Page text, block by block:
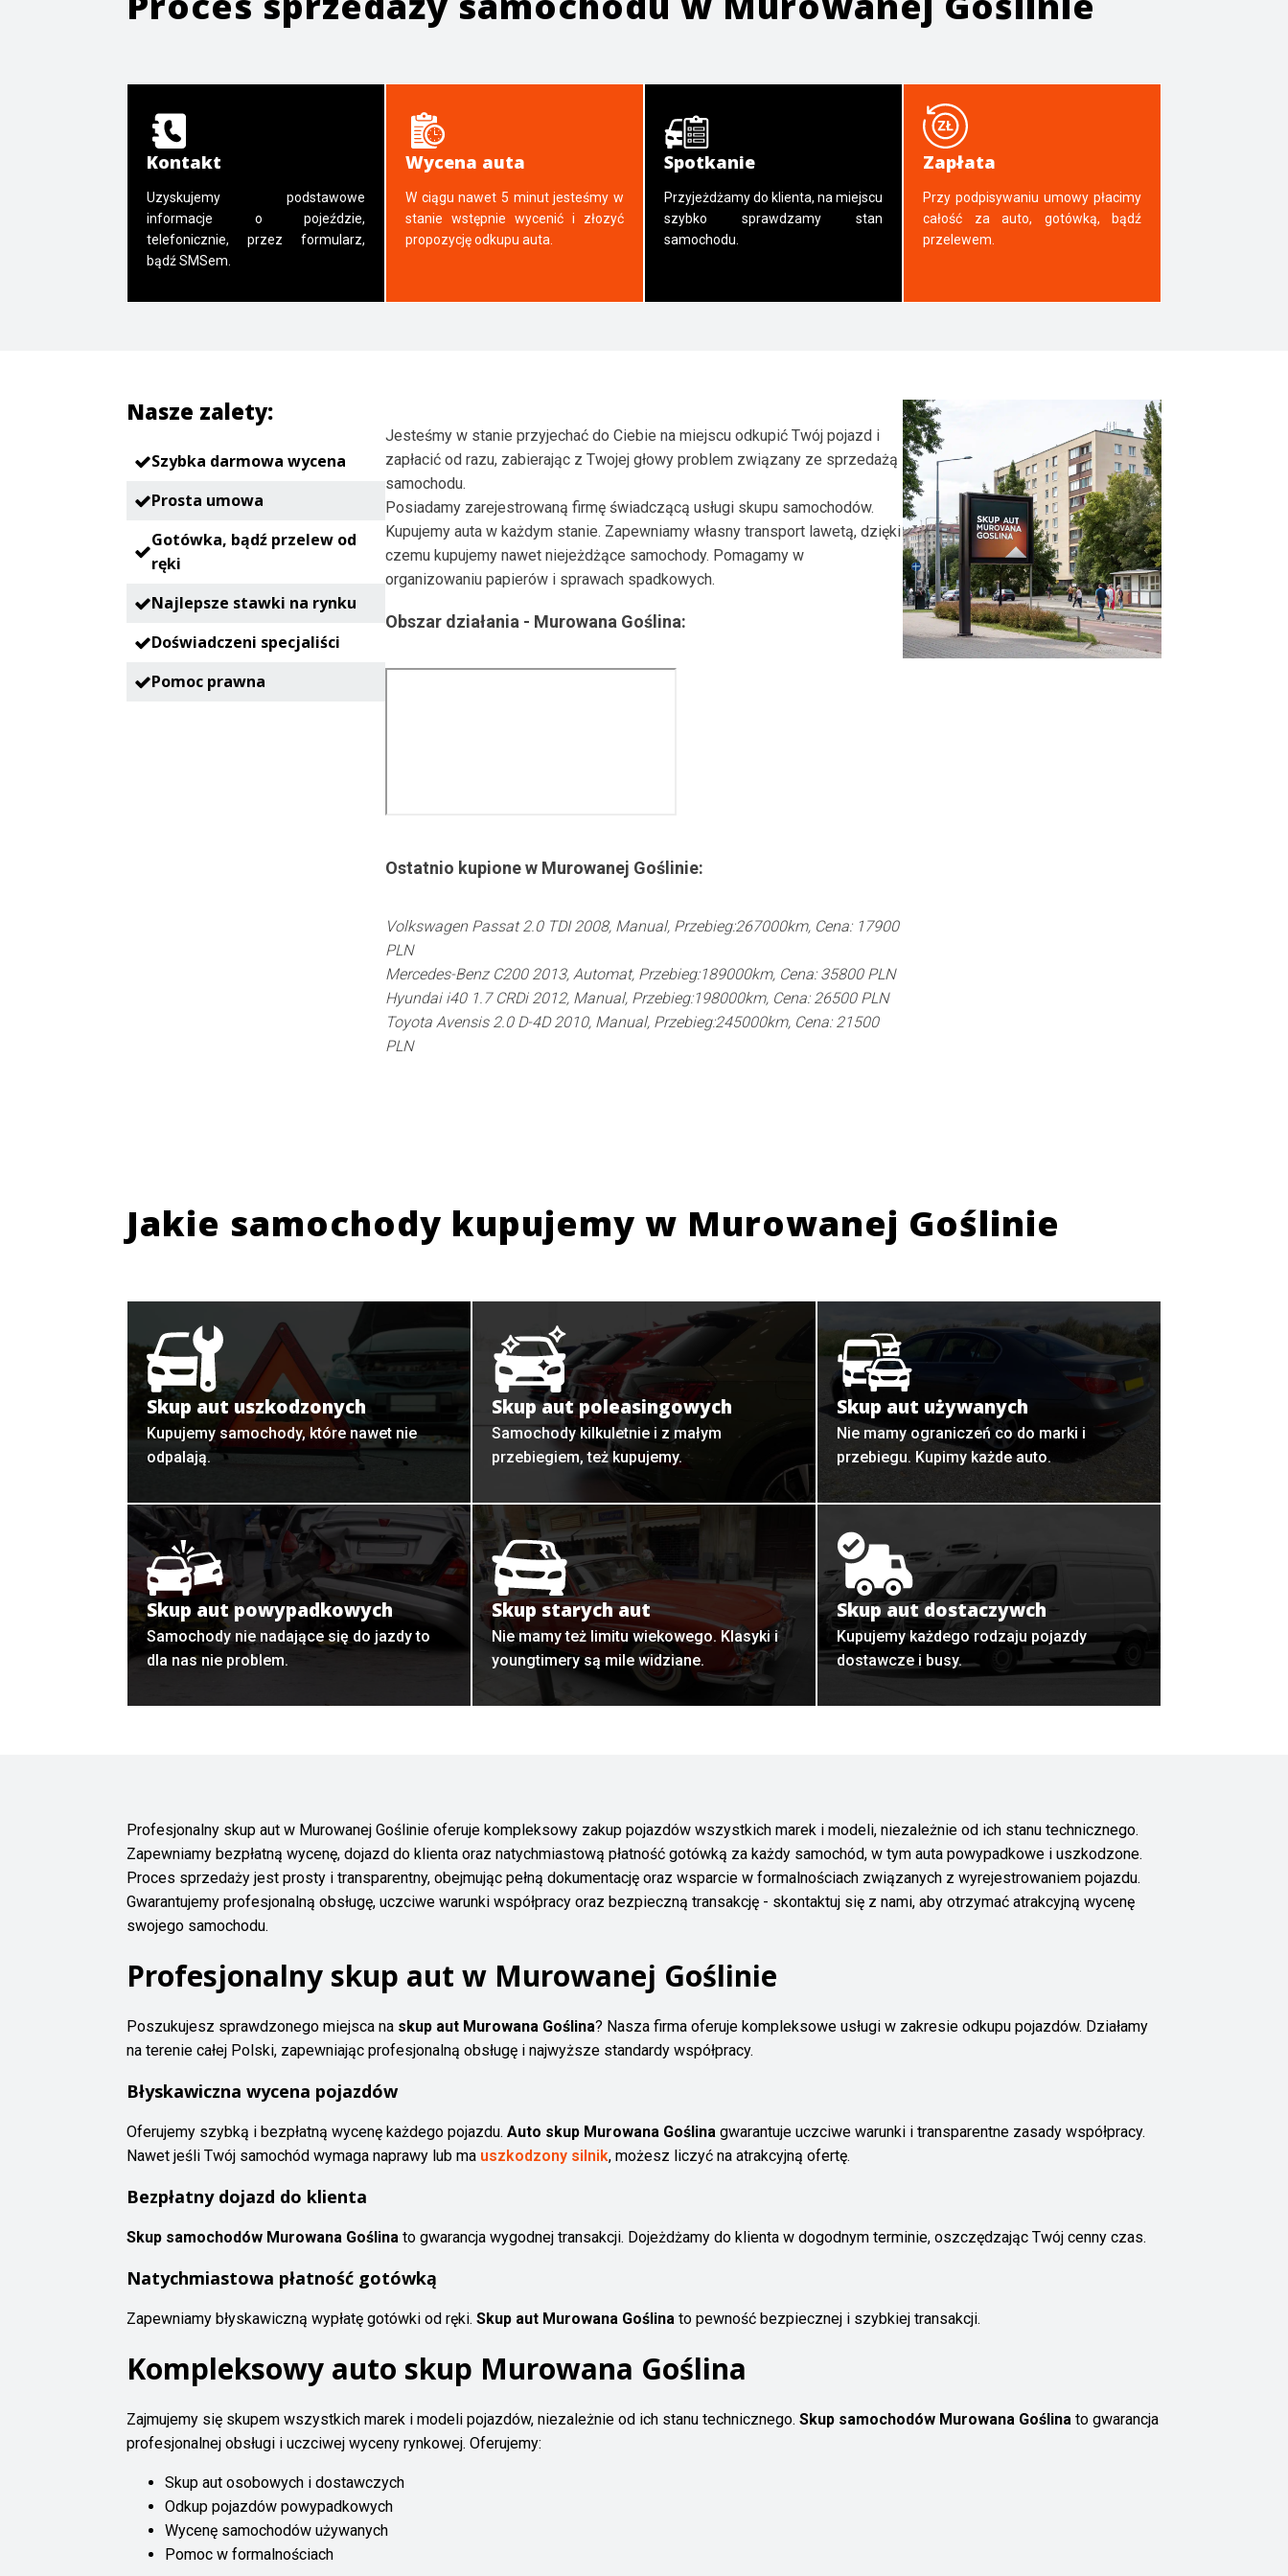
Kontakt
Uzyskujemy podstawowe
informacje o pojeździe,
telefonicznie, przez formularz,
bądź SMSem.
Wycena auta
W ciągu nawet 5 minut jesteśmy w
stanie wstępnie wycenić i złozyć
propozycję odkupu auta.
Spotkanie
Przyjeżdżamy do klienta, na miejscu
szybko sprawdzamy stan
samochodu.
Zapłata
Przy podpisywaniu umowy płacimy
całość za auto, gotówką, bądź
przelewem.
Nasze zalety:
Szybka darmowa wycena
Prosta umowa
Gotówka, bądź przelew od
ręki
Najlepsze stawki na rynku
Doświadczeni specjaliści
Pomoc prawna
Jesteśmy w stanie przyjechać do Ciebie na miejscu odkupić Twój pojazd i
zapłacić od razu, zabierając z Twojej głowy problem związany ze sprzedażą
samochodu.
Posiadamy zarejestrowaną firmę świadczącą usługi skupu samochodów.
Kupujemy auta w każdym stanie. Zapewniamy własny transport lawetą, dzięki
czemu kupujemy nawet niejeżdżące samochody. Pomagamy w
organizowaniu papierów i sprawach spadkowych.
Obszar działania - Murowana Goślina:
Ostatnio kupione w Murowanej Goślinie:
Volkswagen Passat 2.0 TDI 2008, Manual, Przebieg:267000km, Cena: 17900
PLN
Mercedes-Benz C200 2013, Automat, Przebieg:189000km, Cena: 35800 PLN
Hyundai i40 1.7 CRDi 2012, Manual, Przebieg:198000km, Cena: 26500 PLN
Toyota Avensis 2.0 D-4D 2010, Manual, Przebieg:245000km, Cena: 21500
PLN
Jakie samochody kupujemy w Murowanej Goślinie
Skup aut uszkodzonych
Kupujemy samochody, które nawet nie
odpalają.
Skup aut poleasingowych
Samochody kilkuletnie i z małym
przebiegiem, też kupujemy.
Skup aut używanych
Nie mamy ograniczeń co do marki i
przebiegu. Kupimy każde auto.
Skup aut powypadkowych
Samochody nie nadające się do jazdy to
dla nas nie problem.
Skup starych aut
Nie mamy też limitu wiekowego. Klasyki i
youngtimery są mile widziane.
Skup aut dostaczywch
Kupujemy każdego rodzaju pojazdy
dostawcze i busy.
Profesjonalny skup aut w Murowanej Goślinie oferuje kompleksowy zakup pojazdów wszystkich marek i modeli, niezależnie od ich stanu technicznego.
Zapewniamy bezpłatną wycenę, dojazd do klienta oraz natychmiastową płatność gotówką za każdy samochód, w tym auta powypadkowe i uszkodzone.
Proces sprzedaży jest prosty i transparentny, obejmując pełną dokumentację oraz wsparcie w formalnościach związanych z wyrejestrowaniem pojazdu.
Gwarantujemy profesjonalną obsługę, uczciwe warunki współpracy oraz bezpieczną transakcję - skontaktuj się z nami, aby otrzymać atrakcyjną wycenę
swojego samochodu.
Profesjonalny skup aut w Murowanej Goślinie
Poszukujesz sprawdzonego miejsca na skup aut Murowana Goślina? Nasza firma oferuje kompleksowe usługi w zakresie odkupu pojazdów. Działamy
na terenie całej Polski, zapewniając profesjonalną obsługę i najwyższe standardy współpracy.
Błyskawiczna wycena pojazdów
Oferujemy szybką i bezpłatną wycenę każdego pojazdu. Auto skup Murowana Goślina gwarantuje uczciwe warunki i transparentne zasady współpracy.
Nawet jeśli Twój samochód wymaga naprawy lub ma uszkodzony silnik, możesz liczyć na atrakcyjną ofertę.
Bezpłatny dojazd do klienta
Skup samochodów Murowana Goślina to gwarancja wygodnej transakcji. Dojeżdżamy do klienta w dogodnym terminie, oszczędzając Twój cenny czas.
Natychmiastowa płatność gotówką
Zapewniamy błyskawiczną wypłatę gotówki od ręki. Skup aut Murowana Goślina to pewność bezpiecznej i szybkiej transakcji.
Kompleksowy auto skup Murowana Goślina
Zajmujemy się skupem wszystkich marek i modeli pojazdów, niezależnie od ich stanu technicznego. Skup samochodów Murowana Goślina to gwarancja
profesjonalnej obsługi i uczciwej wyceny rynkowej. Oferujemy:
Skup aut osobowych i dostawczych
Odkup pojazdów powypadkowych
Wycenę samochodów używanych
Pomoc w formalnościach